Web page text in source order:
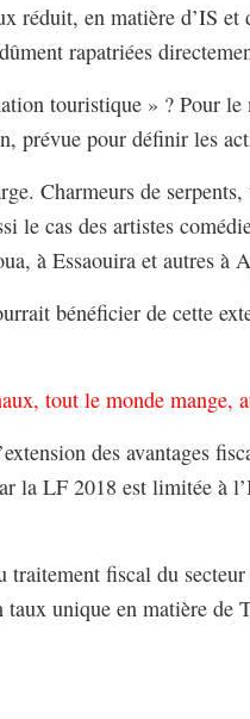
réduit, en matière d’IS
rapatriées
touristique » ? Pour
prévue pour définir les
Charmeurs de
le cas des artistes
à Essaouira et autres
bénéficier de cette
tout le monde mange,
des avantages
la LF 2018 est limitée à
fiscal du
taux unique en matière